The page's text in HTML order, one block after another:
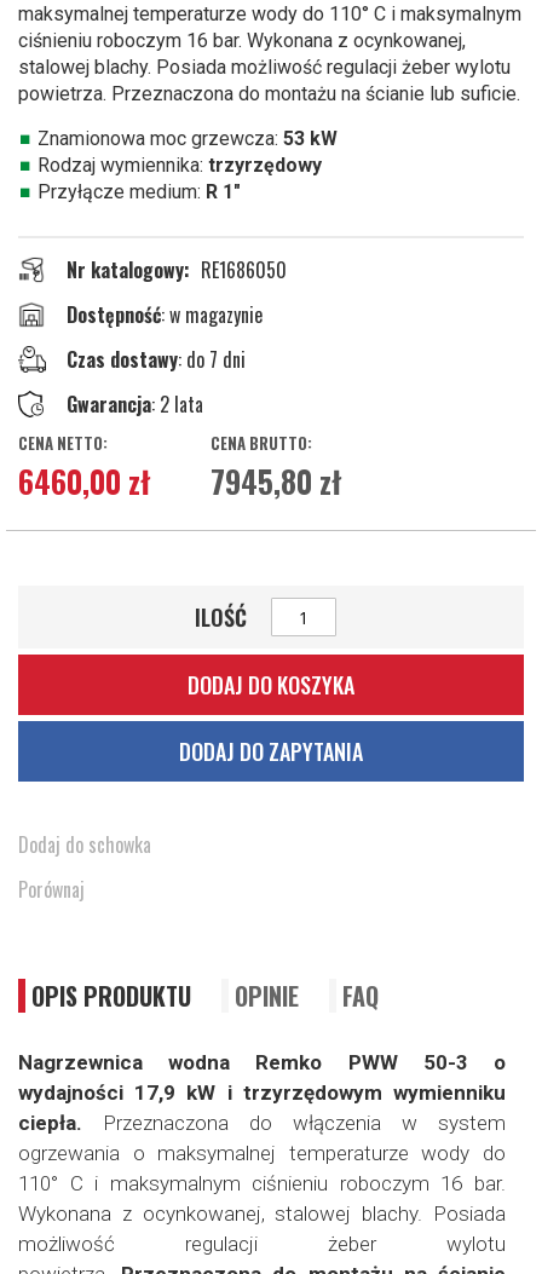
maksymalnej temperaturze wody do 110° C i maksymalnym
ciśnieniu roboczym 16 bar. Wykonana z ocynkowanej,
stalowej blachy. Posiada możliwość regulacji żeber wylotu
powietrza. Przeznaczona do montażu na ścianie lub suficie.
Znamionowa moc grzewcza: 53 kW
Rodzaj wymiennika: trzyrzędowy
Przyłącze medium: R 1"
Nr katalogowy
RE1686050
w magazynie
Czas dostawy: do 7 dni
Gwarancja: 2 lata
7945,80 zł
6460,00 zł
ILOŚĆ
DODAJ DO KOSZYKA
DODAJ DO ZAPYTANIA
Dodaj do schowka
Porównaj
OPIS PRODUKTU OPINIE FAQ
Nagrzewnica wodna Remko PWW 50-3 o
wydajności 17,9 kW i trzyrzędowym wymienniku
ciepła. Przeznaczona do włączenia w system
ogrzewania o maksymalnej temperaturze wody do
110° C i maksymalnym ciśnieniu roboczym 16 bar.
Wykonana z ocynkowanej, stalowej blachy. Posiada
możliwość regulacji żeber wylotu